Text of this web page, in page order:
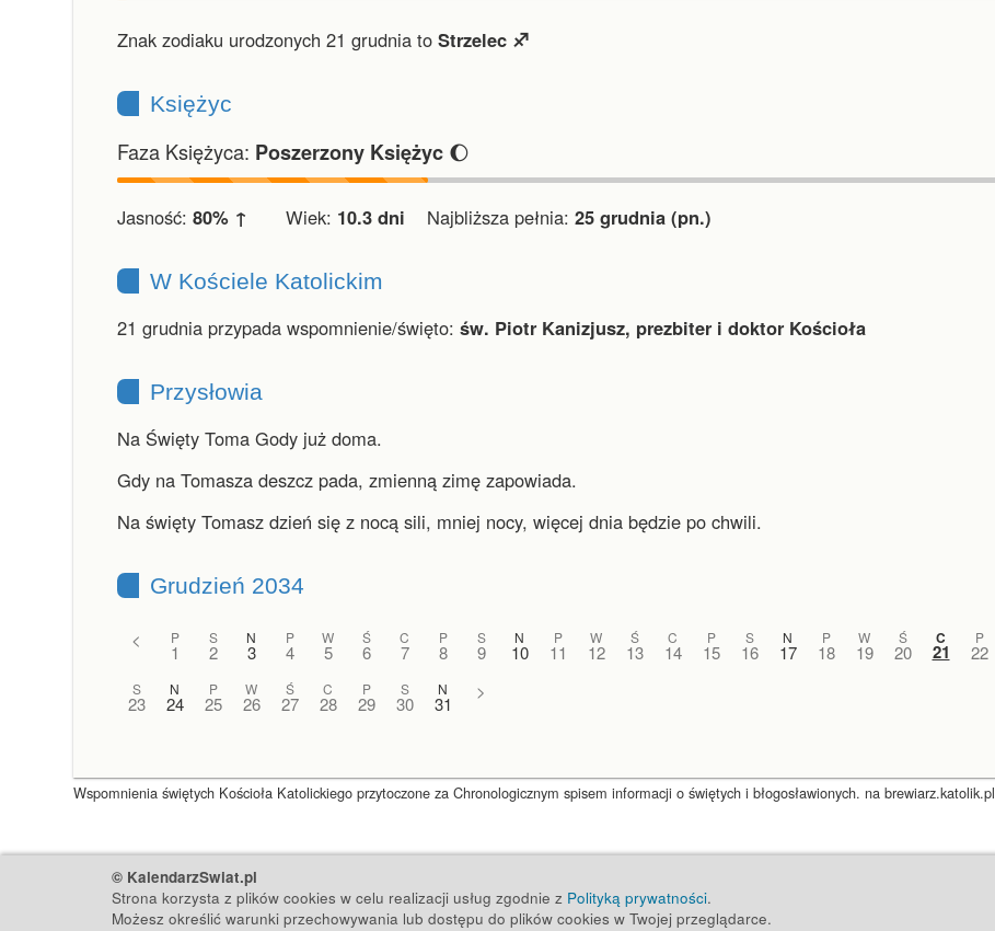
Znak zodiaku urodzonych 21 grudnia to Strzelec ♐︎
Księżyc
Faza Księżyca: Poszerzony Księżyc 🌔
Jasność: 80% ↑ Wiek: 10.3 dni Najbliższa pełnia: 25 grudnia (pn.)
W Kościele Katolickim
21 grudnia przypada wspomnienie/święto: św. Piotr Kanizjusz, prezbiter i doktor Kościoła
Przysłowia
Na Święty Toma Gody już doma.
Gdy na Tomasza deszcz pada, zmienną zimę zapowiada.
Na święty Tomasz dzień się z nocą sili, mniej nocy, więcej dnia będzie po chwili.
Grudzień 2034
< P
1
S
2
N
3
P
4
W
5
Ś
6
C
7
P
8
S
9
N
10
P
11
W
12
Ś
13
C
14
P
15
S
16
N
17
P
18
W
19
Ś
20
C
21
P
22
S
23
N
24
P
25
W
26
Ś
27
C
28
P
29
S
30
N
31
>
Wspomnienia świętych Kościoła Katolickiego przytoczone za Chronologicznym spisem informacji o świętych i błogosławionych. na brewiarz.katolik.pl
© KalendarzSwiat.pl
Strona korzysta z plików cookies w celu realizacji usług zgodnie z Polityką prywatności.
Możesz określić warunki przechowywania lub dostępu do plików cookies w Twojej przeglądarce.